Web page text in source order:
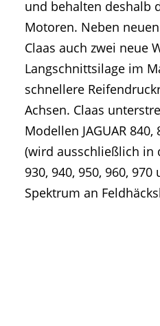
und behalten deshalb
Motoren. Neben
Claas auch zwei neue
Langschnittsilage im
schnellere
Achsen. Claas
Modellen JAGUAR 840,
(wird ausschließlich in
930, 940, 950, 960,
Spektrum an